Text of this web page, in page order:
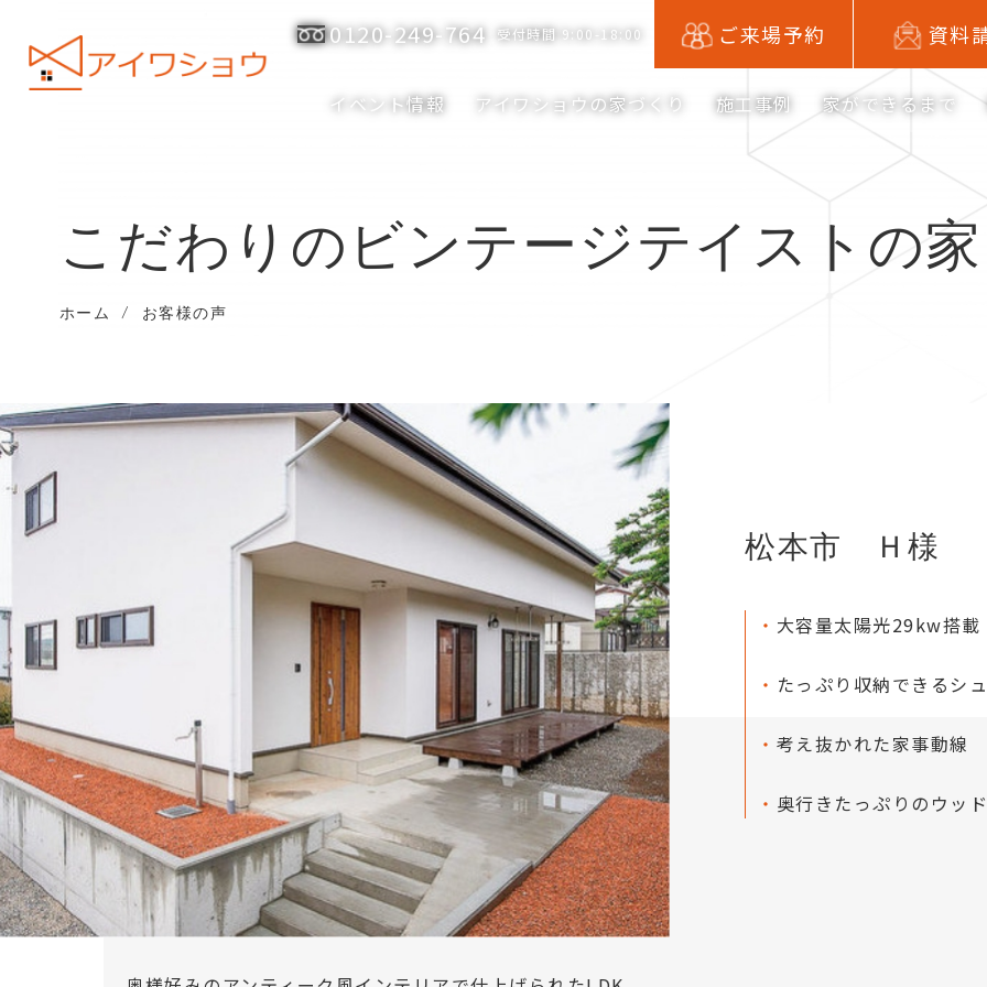
0120-249-764 受付時間 9:00-18:00 ご来場予約 資料
イベント情報 アイワショウの家づくり 施工事例 家ができるまで
こだわりのビンテージテイストの家
ホーム / お客様の声
松本市 Ｈ様
・ 大容量太陽光29kw搭載
・ たっぷり収納できるシ
・ 考え抜かれた家事動線
・ 奥行きたっぷりのウッ